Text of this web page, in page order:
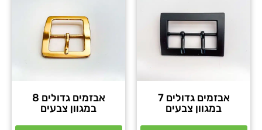
אבזמים גדולים 7
במגוון צבעים
אבזמים גדולים 8
במגוון צבעים